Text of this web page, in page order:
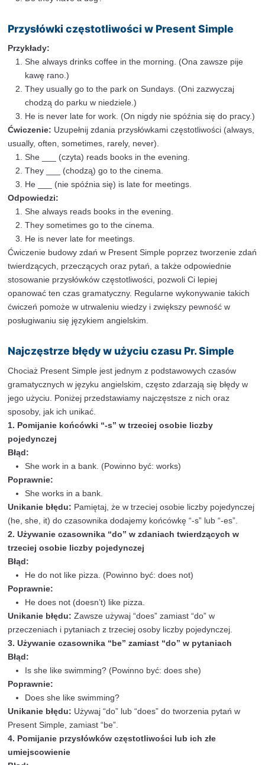
Praktyczne przykłady i ćwiczenia
Aby utrwalić wiedzę na temat czasu Present Simple,
przećwiczyć tworzenie zdań twierdzących,
pytań. Poniżej znajdziesz przykłady oraz ćwiczenia,
Ci w praktycznym zastosowaniu tego czasu
Zdania twierdzące
Przykłady:
I read books every evening. (Czytam książki
wieczoru.)
She loves chocolate. (Ona uwielbia czekoladę.)
soboty.)
Ćwiczenie:Uzupełnij zdania odpowiednimi formami
w nawiasach.
He ___ (work) in a bank.
We ___ (watch) TV every night.
She ___ (study) English at university.
Odpowiedzi:
He works in a bank.
We watch TV every night.
She studies English at university.
Zdania przeczące
Przykłady:
I do not (don’t) like spinach. (Nie lubię szpinaku.)
He does not (doesn’t) play the guitar. (On nie gra
They do not (don’t) live in New York. (Oni nie
Nowym Jorku.)
Ćwiczenie:
She speaks French. (Ona mówi po francusku.)
We go to the gym. (Chodzimy na siłownię.)
He watches movies every weekend. (On ogląda
weekend.)
Odpowiedzi:
She does not (doesn’t) speak French.